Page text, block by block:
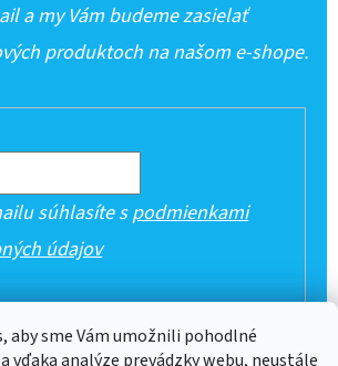
aby sme Vám umožnili pohodlné
vďaka analýze prevádzky webu, neustále
a my Vám budeme zasielať
produktoch na našom e-shope.
súhlasíte spodmienkami
údajov
SA